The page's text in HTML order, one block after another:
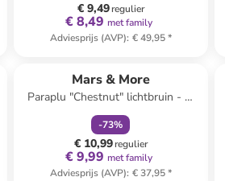
€ 9,49regulier
€ 8,49 met family
Adviesprijs (AVP): € 49,95*
Mars & More
Paraplu "Chestnut" lichtbruin - Ø
105 cm
-73%
€ 10,99regulier
€ 9,99 met family
Adviesprijs (AVP): € 37,95*